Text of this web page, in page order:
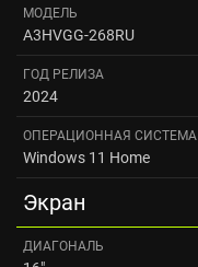
МОДЕЛЬ
A3HVGG-268RU
ГОД РЕЛИЗА
2024
ОПЕРАЦИОННАЯ СИСТЕМА
Windows 11 Home
Экран
ДИАГОНАЛЬ